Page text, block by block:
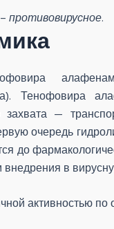
– противовирусное.
Тенофовира
захвата —
очередь
до
внедрения в
активностью